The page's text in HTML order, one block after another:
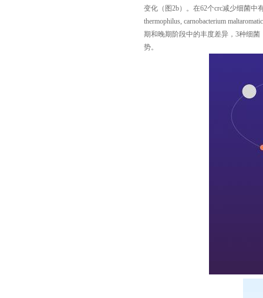
变化（图2b）。在62个crc减少细菌中
thermophilus, carnobacterium
期和晚期阶段中的丰度差异， 3种细菌
势。